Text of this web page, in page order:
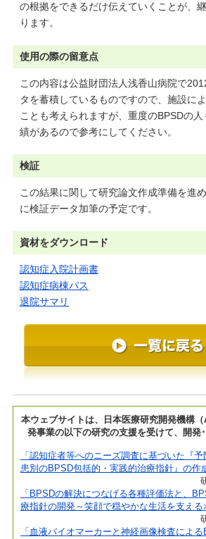
の根拠をできるだけ伝えていくことが、
ります。
使用の際の留意点
この内容は公益財団法人浅香山病院で
タを蓄積しているものですので、施設に
ことも考えられますが、重度のBPSDの
績があるので参考にしてください。
検証
この結果に関して研究論文作成準備を進
に検証データ加筆の予定です。
資材をダウンロード
認知症入院計画書
認知症病棟パス
退院サマリ
本ウェブサイトは、日本医療研究開発機構
発事業の以下の研究の支援を受けて、開発･
「認知症者等へのニーズ調査に基づいた『
患別のBPSD包括的・実践的治療指針』の作
「BPSDの解決につなげる各種評価法と、
療指針の開発～笑顔で穏やかな生活を支える
「血液バイオマーカーと神経画像検査によ